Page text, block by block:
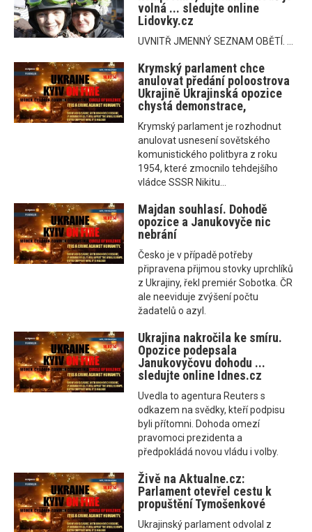
volná ... sledujte online
Lidovky.cz
UVNITŘ JMENNÝ SEZNAM OBĚTÍ. ...
Krymský parlament chce
anulovat předání poloostrova
Ukrajině Ukrajinská opozice
chystá demonstrace,
Krymský parlament je rozhodnut
anulovat usnesení sovětského
komunistického politbyra z roku
1954, které zmocnilo tehdejšího
vládce SSSR Nikitu...
Majdan souhlasí. Dohodě
opozice a Janukovyče nic
nebrání
Česko je v případě potřeby
připravena přijmou stovky uprchlíků
z Ukrajiny, řekl premiér Sobotka. ČR
ale neeviduje zvýšení počtu
žadatelů o azyl.
Ukrajina nakročila ke smíru.
Opozice podepsala
Janukovyčovu dohodu ...
sledujte online Idnes.cz
Uvedla to agentura Reuters s
odkazem na svědky, kteří podpisu
byli přítomni. Dohoda omezí
pravomoci prezidenta a
předpokládá novou vládu i volby.
Živě na Aktualne.cz:
Parlament otevřel cestu k
propuštění Tymošenkové
Ukrajinský parlament odvolal z